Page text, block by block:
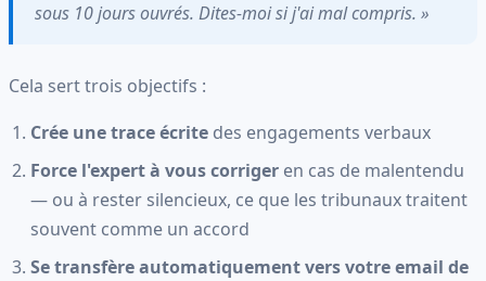
sous 10 jours ouvrés. Dites-moi si j'ai mal compris. »
Cela sert trois objectifs :
Crée une trace écrite des engagements verbaux
Force l'expert à vous corriger en cas de malentendu
— ou à rester silencieux, ce que les tribunaux traitent
souvent comme un accord
Se transfère automatiquement vers votre email de